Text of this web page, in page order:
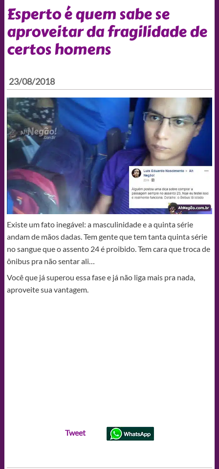
Esperto é quem sabe se
aproveitar da fragilidade de
certos homens
23/08/2018
Existe um fato inegável: a masculinidade e a quinta série
andam de mãos dadas. Tem gente que tem tanta quinta série
no sangue que o assento 24 é proibido. Tem cara que troca de
ônibus pra não sentar ali…
Você que já superou essa fase e já não liga mais pra nada,
aproveite sua vantagem.
Tweet